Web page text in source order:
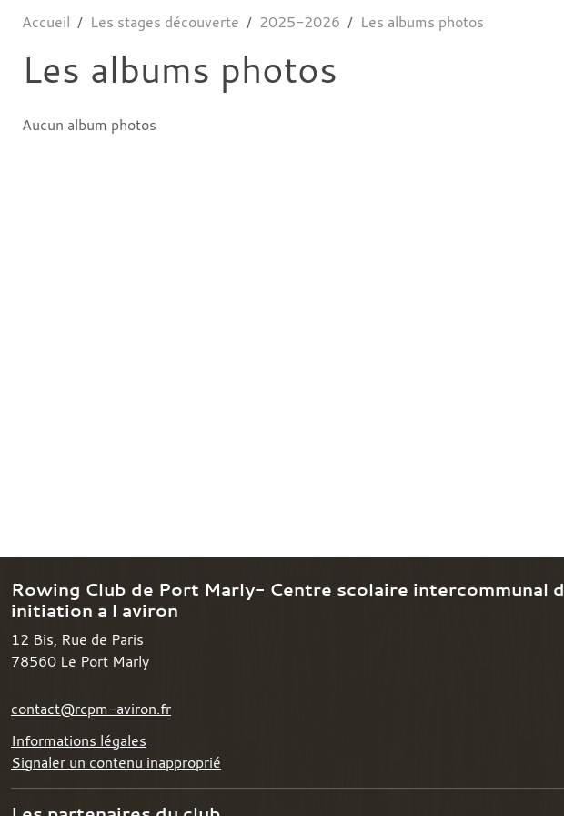
Accueil Les stages découverte 2025-2026 Les albums photos
Les albums photos
Aucun album photos
Rowing Club de Port Marly- Centre scolaire intercommunal d
initiation a l aviron
12 Bis, Rue de Paris
78560 Le Port Marly
contact@rcpm-aviron.fr
Informations légales
Signaler un contenu inapproprié